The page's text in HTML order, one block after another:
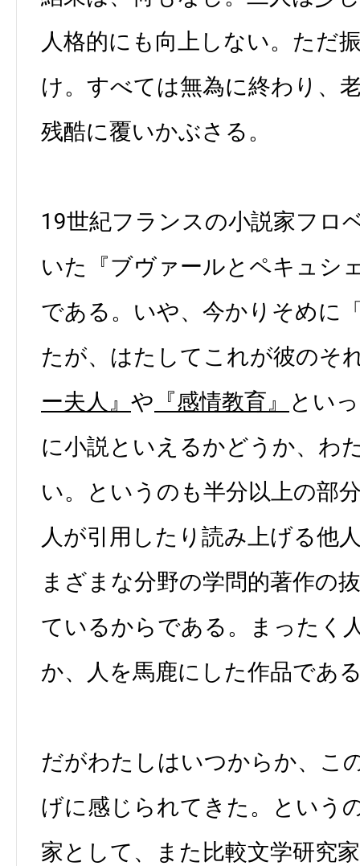
人格的にも向上しない。ただ
け。すべては無為に終わり、
残酷に覆いかぶさる。
19世紀フランスの小説家フロ
いた『ブヴァールとペキュシ
である。いや、今かりそめに
たが、はたしてこれが彼のそ
ー夫人』 や 『感情教育』
とい
に小説といえるかどうか、わ
い。というのも半分以上の部
人が引用したり読み上げる他
まざまな分野の学問的著作の
ているからである。まったく
か、人を馬鹿にした作品であ
だがわたしはいつからか、こ
げに感じられてきた。という
家として、また比較文学研究